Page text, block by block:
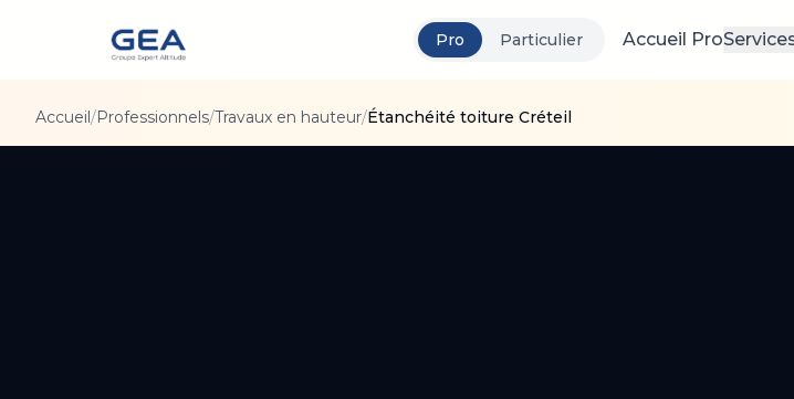
Pro Particulier Accueil Pro
Accueil/Professionnels/Travaux en hauteur/Étanchéité toiture Créteil